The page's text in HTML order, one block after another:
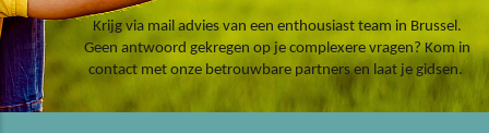
Krijg via mail advies van een enthousiast team in Brussel.
Geen antwoord gekregen op je complexere vragen? Kom in
contact met onze betrouwbare partners en laat je gidsen.